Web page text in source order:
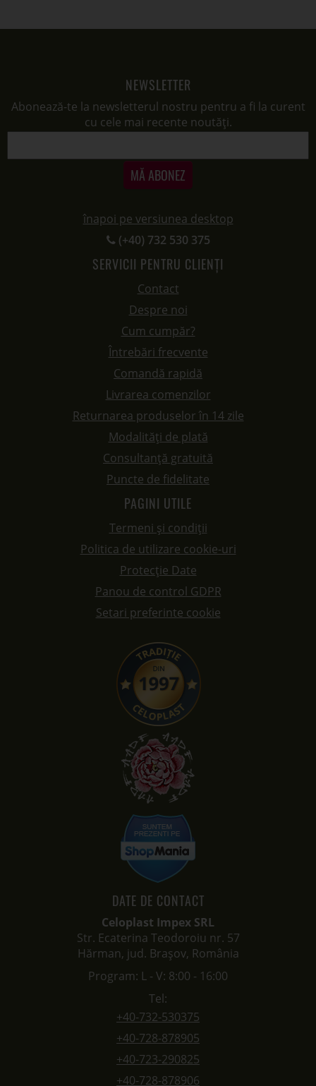
NEWSLETTER
Abonează-te la newsletterul nostru pentru a fi la curent
cu cele mai recente noutăți.
MĂ ABONEZ
înapoi pe versiunea desktop
(+40) 732 530 375
SERVICII PENTRU CLIENȚI
Contact
Despre noi
Cum cumpăr?
Întrebări frecvente
Comandă rapidă
Livrarea comenzilor
Returnarea produselor în 14 zile
Modalități de plată
Consultanță gratuită
Puncte de fidelitate
PAGINI UTILE
Termeni și condiții
Politica de utilizare cookie-uri
Protecție Date
Panou de control GDPR
Setari preferinte cookie
DATE DE CONTACT
Celoplast Impex SRL
Str. Ecaterina Teodoroiu nr. 57
Hărman, jud. Brașov, România
Program: L - V: 8:00 - 16:00
Tel:
+40-732-530375
+40-728-878905
+40-723-290825
+40-728-878906